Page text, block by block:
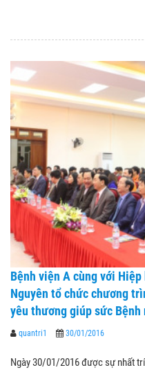
Bệnh viện A cùng với
Nguyên tổ chức chương
yêu thương giúp sức Bệnh
quantri1 30/01/2016
Ngày 30/01/2016 được sự nhất